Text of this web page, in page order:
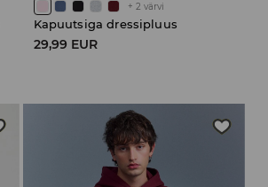
+ 2 värvi
Kapuutsiga dressipluus
29,99 EUR